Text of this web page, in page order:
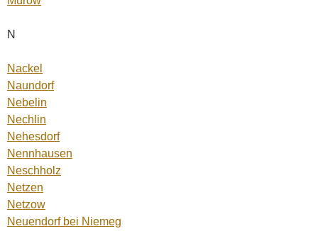
N
Nackel
Naundorf
Nebelin
Nechlin
Nehesdorf
Nennhausen
Neschholz
Netzen
Netzow
Neuendorf bei Niemeg